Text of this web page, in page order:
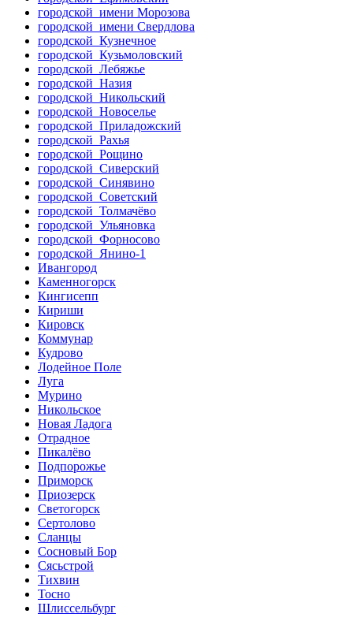
городской имени Морозова
городской имени Свердлова
городской Кузнечное
городской Кузьмоловский
городской Лебяжье
городской Назия
городской Никольский
городской Новоселье
городской Приладожский
городской Рахья
городской Рощино
городской Сиверский
городской Синявино
городской Советский
городской Толмачёво
городской Ульяновка
городской Форносово
городской Янино-1
Ивангород
Каменногорск
Кингисепп
Кириши
Кировск
Коммунар
Кудрово
Лодейное Поле
Луга
Мурино
Никольское
Новая Ладога
Отрадное
Пикалёво
Подпорожье
Приморск
Приозерск
Светогорск
Сертолово
Сланцы
Сосновый Бор
Сясьстрой
Тихвин
Тосно
Шлиссельбург